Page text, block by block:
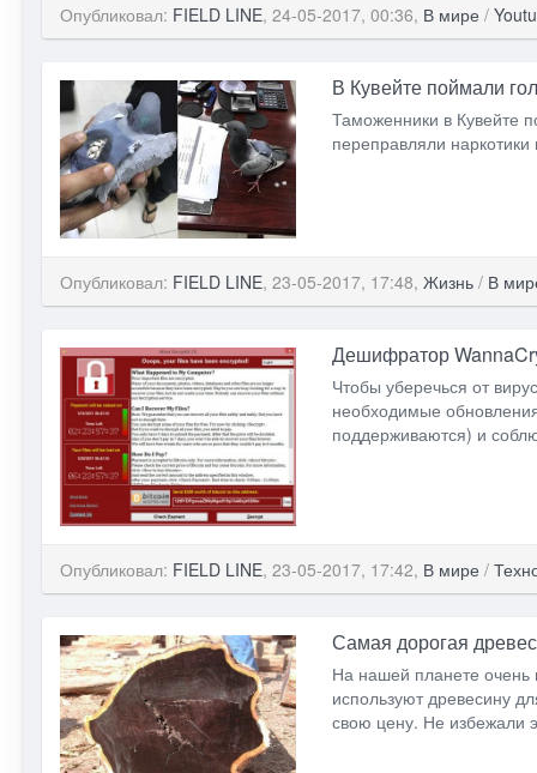
Опубликовал: FIELD LINE, 24-05-2017, 00:36, В мире /
В Кувейте поймали
Таможенники в Кувейте
переправляли
Опубликовал: FIELD LINE, 23-05-2017, 17:48, Жизнь/ В
Дешифратор
Чтобы уберечься от
необходимые
поддерживаются) и
Опубликовал: FIELD LINE, 23-05-2017, 17:42, В мире /
Самая дорогая
На нашей планете очень
используют древесину
свою цену. Не избежали